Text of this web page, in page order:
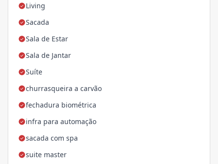
Living
Sacada
Sala de Estar
Sala de Jantar
Suíte
churrasqueira a carvão
fechadura biométrica
infra para automação
sacada com spa
suite master